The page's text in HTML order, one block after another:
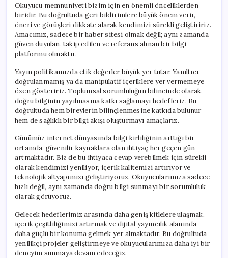
Okuyucu memnuniyeti bizim için en önemli önceliklerden
biridir. Bu doğrultuda geri bildirimlere büyük önem verir,
öneri ve görüşleri dikkate alarak kendimizi sürekli geliştiririz.
Amacımız, sadece bir haber sitesi olmak değil; aynı zamanda
güven duyulan, takip edilen ve referans alınan bir bilgi
platformu olmaktır.
Yayın politikamızda etik değerler büyük yer tutar. Yanıltıcı,
doğrulanmamış ya da manipülatif içeriklere yer vermemeye
özen gösteririz. Toplumsal sorumluluğun bilincinde olarak,
doğru bilginin yayılmasına katkı sağlamayı hedefleriz. Bu
doğrultuda hem bireylerin bilinçlenmesine katkıda bulunur
hem de sağlıklı bir bilgi akışı oluşturmayı amaçlarız.
Günümüz internet dünyasında bilgi kirliliğinin arttığı bir
ortamda, güvenilir kaynaklara olan ihtiyaç her geçen gün
artmaktadır. Biz de bu ihtiyaca cevap verebilmek için sürekli
olarak kendimizi yeniliyor, içerik kalitemizi artırıyor ve
teknolojik altyapımızı geliştiriyoruz. Okuyucularımıza sadece
hızlı değil, aynı zamanda doğru bilgi sunmayı bir sorumluluk
olarak görüyoruz.
Gelecek hedeflerimiz arasında daha geniş kitlelere ulaşmak,
içerik çeşitliliğimizi artırmak ve dijital yayıncılık alanında
daha güçlü bir konuma gelmek yer almaktadır. Bu doğrultuda
yenilikçi projeler geliştirmeye ve okuyucularımıza daha iyi bir
deneyim sunmaya devam edeceğiz.